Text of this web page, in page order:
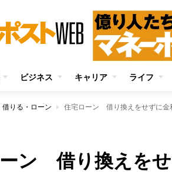
ビジネス キャリア ライフ
借りる・ローン 住宅ローン 借り換えをせずに金
ン 借り換えを